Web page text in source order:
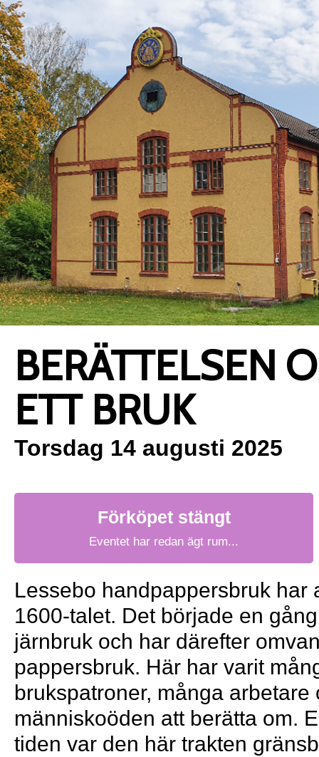
BERÄTTELSEN
ETT BRUK
Torsdag 14 augusti 2025
Förköpet stängt
Eventet har redan ägt rum...
Lessebo handpappersbruk har
1600-talet. Det började en
järnbruk och har därefter
pappersbruk. Här har varit
brukspatroner, många arbetare
människoöden att berätta om.
tiden var den här trakten